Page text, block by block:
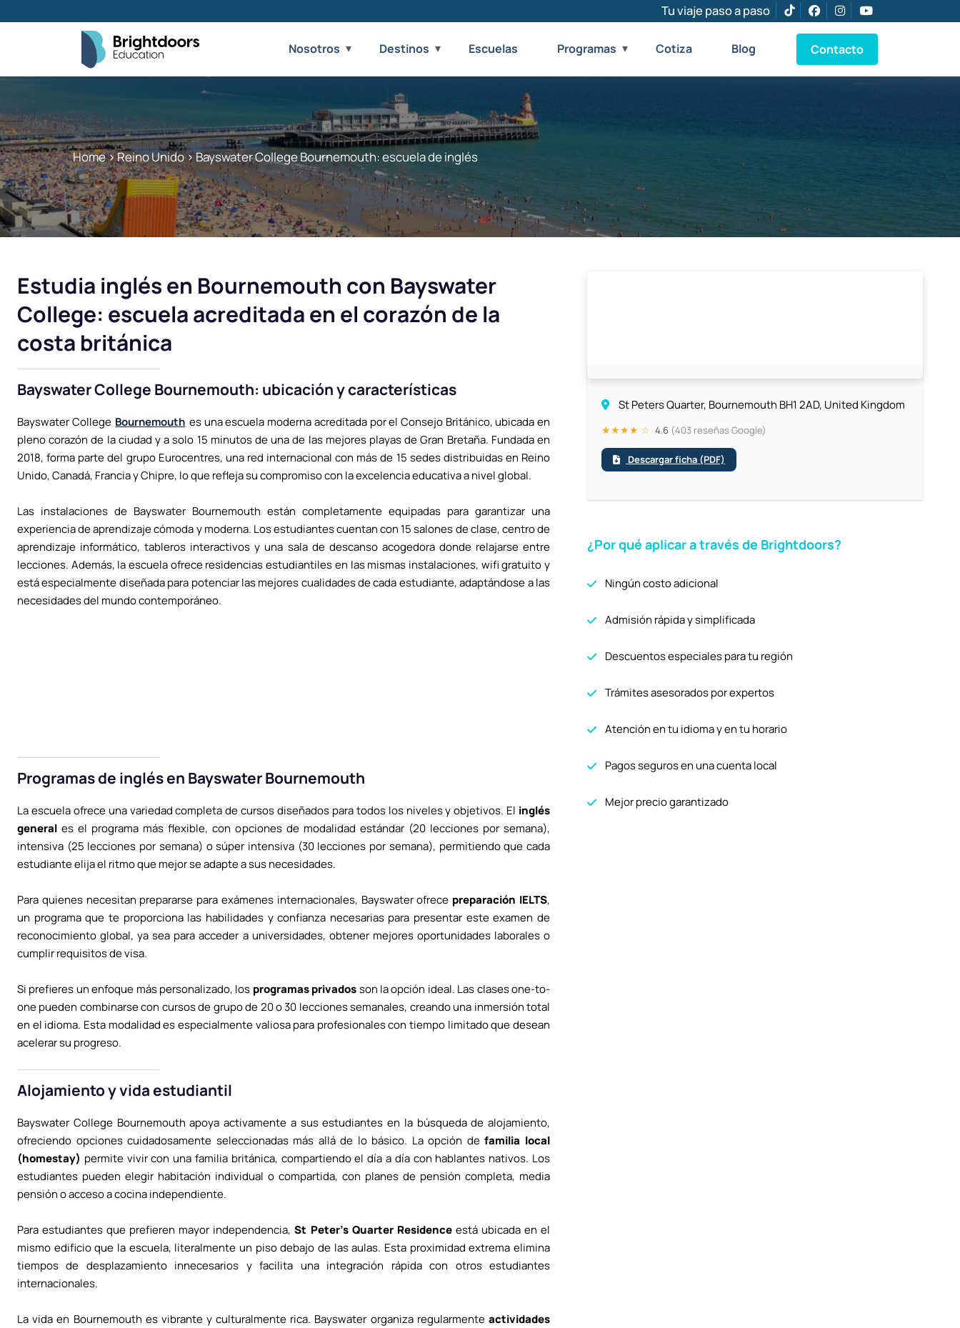
Tu viaje paso a paso
Nosotros Destinos Escuelas Programas Cotiza Blog Contacto
Home>Reino Unido>Bayswater College Bournemouth: escuela de inglés
Estudia inglés en Bournemouth con Bayswater
College: escuela acreditada en el corazón de la
costa británica
Bayswater College Bournemouth: ubicación y características
Bayswater College Bournemouth es una escuela moderna acreditada por el Consejo Británico, ubicada en
pleno corazón de la ciudad y a solo 15 minutos de una de las mejores playas de Gran Bretaña. Fundada en
2018, forma parte del grupo Eurocentres, una red internacional con más de 15 sedes distribuidas en Reino
Unido, Canadá, Francia y Chipre, lo que refleja su compromiso con la excelencia educativa a nivel global.
Las instalaciones de Bayswater Bournemouth están completamente equipadas para garantizar una
experiencia de aprendizaje cómoda y moderna. Los estudiantes cuentan con 15 salones de clase, centro de
aprendizaje informático, tableros interactivos y una sala de descanso acogedora donde relajarse entre
lecciones. Además, la escuela ofrece residencias estudiantiles en las mismas instalaciones, wifi gratuito y
está especialmente diseñada para potenciar las mejores cualidades de cada estudiante, adaptándose a las
necesidades del mundo contemporáneo.
Programas de inglés en Bayswater Bournemouth
La escuela ofrece una variedad completa de cursos diseñados para todos los niveles y objetivos. El inglés
general es el programa más flexible, con opciones de modalidad estándar (20 lecciones por semana),
intensiva (25 lecciones por semana) o súper intensiva (30 lecciones por semana), permitiendo que cada
estudiante elija el ritmo que mejor se adapte a sus necesidades.
Para quienes necesitan prepararse para exámenes internacionales, Bayswater ofrece preparación IELTS,
un programa que te proporciona las habilidades y confianza necesarias para presentar este examen de
reconocimiento global, ya sea para acceder a universidades, obtener mejores oportunidades laborales o
cumplir requisitos de visa.
Si prefieres un enfoque más personalizado, los programas privadosson la opción ideal. Las clases one-to-
one pueden combinarse con cursos de grupo de 20 o 30 lecciones semanales, creando una inmersión total
en el idioma. Esta modalidad es especialmente valiosa para profesionales con tiempo limitado que desean
acelerar su progreso.
Alojamiento y vida estudiantil
Bayswater College Bournemouth apoya activamente a sus estudiantes en la búsqueda de alojamiento,
ofreciendo opciones cuidadosamente seleccionadas más allá de lo básico. La opción defamilia local
(homestay) permite vivir con una familia británica, compartiendo el día a día con hablantes nativos. Los
estudiantes pueden elegir habitación individual o compartida, con planes de pensión completa, media
pensión o acceso a cocina independiente.
Para estudiantes que prefieren mayor independencia,St Peter’s Quarter Residenceestá ubicada en el
mismo edificio que la escuela, literalmente un piso debajo de las aulas. Esta proximidad extrema elimina
tiempos de desplazamiento innecesarios y facilita una integración rápida con otros estudiantes
internacionales.
La vida en Bournemouth es vibrante y culturalmente rica. Bayswater organiza regularmente actividades
St Peters Quarter, Bournemouth BH1 2AD, United Kingdom
★★★★ ☆ 4.6 (403 reseñas Google)
Descargar ficha (PDF)
¿Por qué aplicar a través de Brightdoors?
Ningún costo adicional
Admisión rápida y simplificada
Descuentos especiales para tu región
Trámites asesorados por expertos
Atención en tu idioma y en tu horario
Pagos seguros en una cuenta local
Mejor precio garantizado